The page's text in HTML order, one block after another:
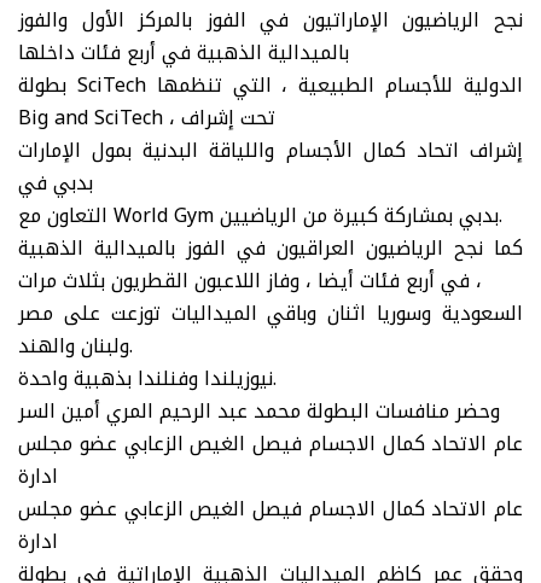
نجح الرياضيون الإماراتيون في الفوز بالمركز الأول والفوز
بالميدالية الذهبية في أربع فئات داخلها
بطولة SciTech الدولية للأجسام الطبيعية ، التي تنظمها
Big and SciTech ، تحت إشراف
إشراف اتحاد كمال الأجسام واللياقة البدنية بمول الإمارات
بدبي في
التعاون مع World Gym بدبي بمشاركة كبيرة من الرياضيين.
كما نجح الرياضيون العراقيون في الفوز بالميدالية الذهبية
في أربع فئات أيضا ، وفاز اللاعبون القطريون بثلاث مرات ،
السعودية وسوريا اثنان وباقي الميداليات توزعت على مصر
ولبنان والهند.
نيوزيلندا وفنلندا بذهبية واحدة.
وحضر منافسات البطولة محمد عبد الرحيم المري أمين السر
عام الاتحاد كمال الاجسام فيصل الغيص الزعابي عضو مجلس
ادارة
عام الاتحاد كمال الاجسام فيصل الغيص الزعابي عضو مجلس
ادارة
وحقق عمر كاظم الميداليات الذهبية الإماراتية في بطولة